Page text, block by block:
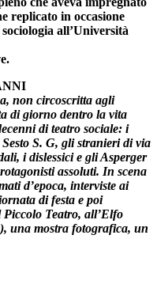
replicato in occasione
all’Università
non circoscritta agli
di giorno dentro la vita
di teatro sociale: i
S. G, gli stranieri di via
i dislessici e gli Asperger
assoluti. In scena
d’epoca, interviste ai
di festa e poi
Teatro, all’Elfo
una mostra fotografica, un